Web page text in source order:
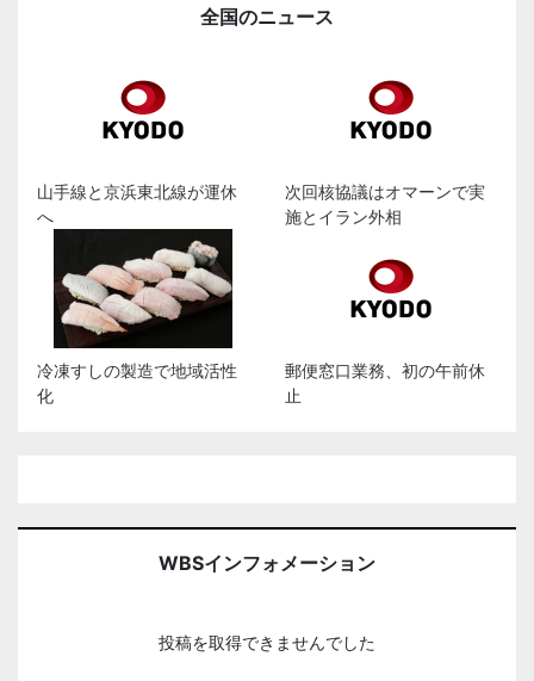
全国のニュース
山手線と京浜東北線が運休
へ
次回核協議はオマーンで実
施とイラン外相
冷凍すしの製造で地域活性
化
郵便窓口業務、初の午前休
止
WBSインフォメーション
投稿を取得できませんでした